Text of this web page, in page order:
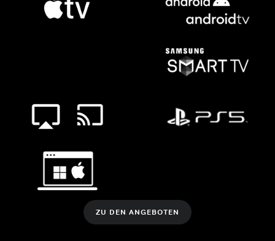
ZU DEN ANGEBOTEN